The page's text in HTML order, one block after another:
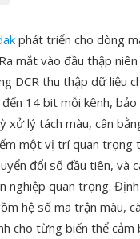
phát triển cho dòng
mắt vào đầu thập
DCR thu thập dữ liệu
14 bit mỗi kênh,
xử lý tách màu, cân
một vị trí quan trọng
đổi số đầu tiên, và
nghiệp quan trọng.
hệ số ma trận màu,
cho từng biến thể cảm